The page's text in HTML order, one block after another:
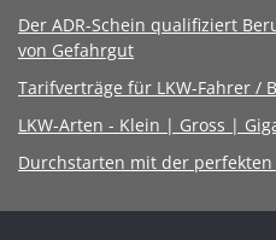
Der ADR-Schein qualifiziert
von Gefahrgut
Tarifverträge für LKW-Fahrer /
LKW-Arten - Klein | Gross |
Durchstarten mit der